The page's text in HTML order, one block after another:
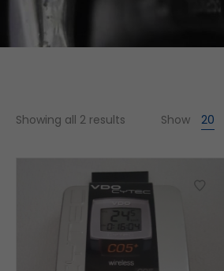
Showing all 2 results Show 20